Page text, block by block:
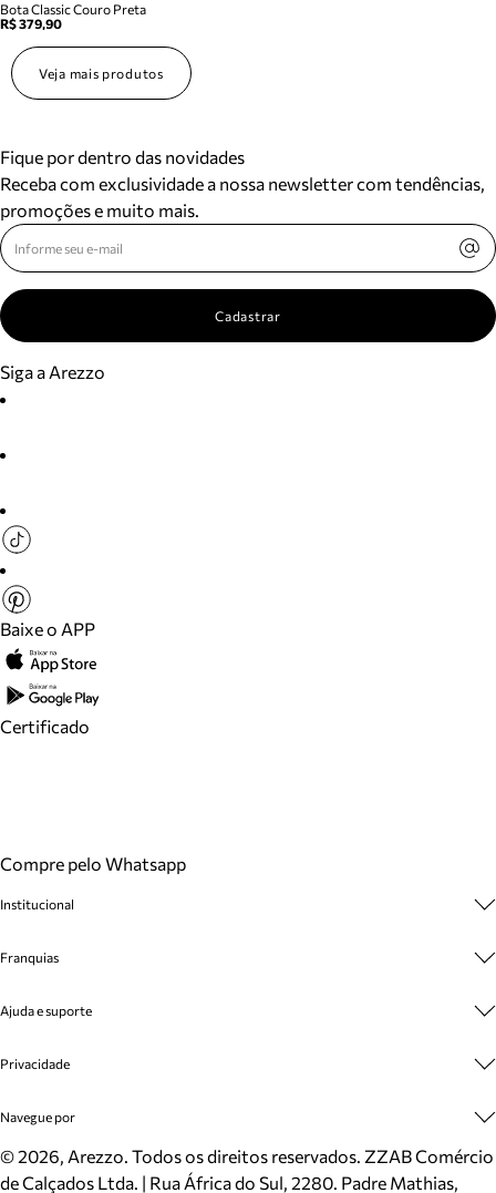
Bota Classic Couro Preta
R$ 379,90
Veja mais produtos
Fique por dentro das novidades
Receba com exclusividade a nossa newsletter com tendências,
promoções e muito mais.
Cadastrar
Siga a Arezzo
Baixe o APP
Certificado
Compre pelo Whatsapp
Institucional
Cashback
Venda Corporativa
Mapa do Site
Inverno
Mundo Arezzo
Franquias
Plano de Negócio
Ajuda e suporte
Cadastro
Meus Pedidos
Trocas e Devoluções
Cartão Presente
Privacidade
Politica e Privacidade
Navegue por
Sapatos
Bolsas
©2026, Arezzo. Todos os direitos reservados. ZZAB Comércio
de Calçados Ltda. | Rua África do Sul, 2280. Padre Mathias,